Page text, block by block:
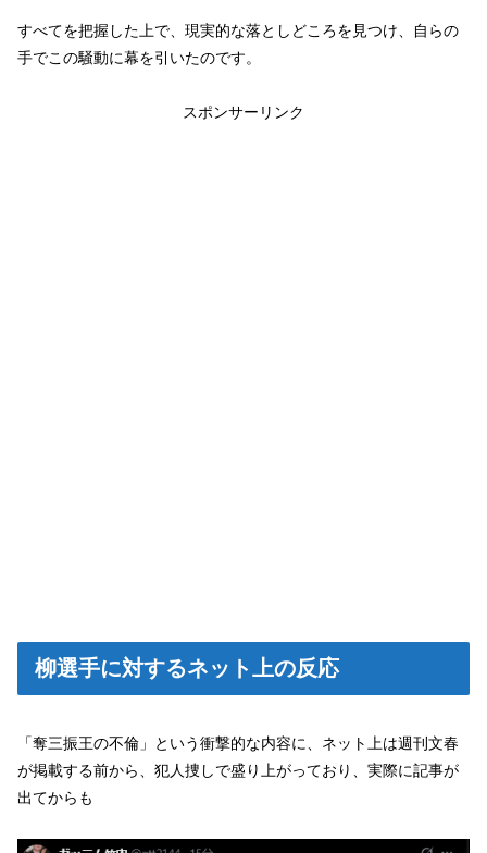
すべてを把握した上で、現実的な落としどころを見つけ、自らの
手でこの騒動に幕を引いたのです。
スポンサーリンク
柳選手に対するネット上の反応
「奪三振王の不倫」という衝撃的な内容に、ネット上は週刊文春
が掲載する前から、犯人捜しで盛り上がっており、実際に記事が
出てからも